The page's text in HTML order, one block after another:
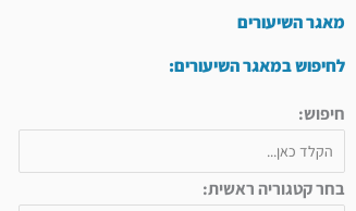
מאגר השיעורים
לחיפוש במאגר השיעורים:
חיפוש:
בחר קטגוריה ראשית: